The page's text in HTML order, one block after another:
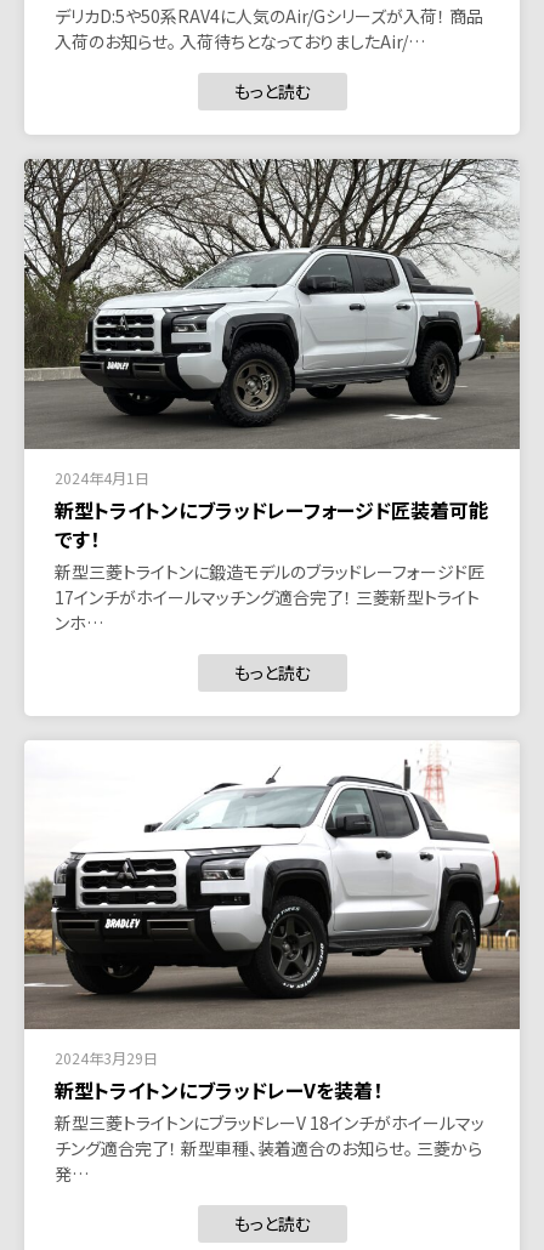
デリカD:5や50系RAV4に人気のAir/Gシリーズが入荷！ 商品
入荷のお知らせ。 入荷待ちとなっておりましたAir/…
もっと読む
2024年4月1日
新型トライトンにブラッドレーフォージド匠装着可能
です！
新型三菱トライトンに鍛造モデルのブラッドレーフォージド匠
17インチがホイールマッチング適合完了！ 三菱新型トライト
ンホ…
もっと読む
2024年3月29日
新型トライトンにブラッドレーVを装着！
新型三菱トライトンにブラッドレーV 18インチがホイールマッ
チング適合完了！ 新型車種、装着適合のお知らせ。 三菱から
発…
もっと読む